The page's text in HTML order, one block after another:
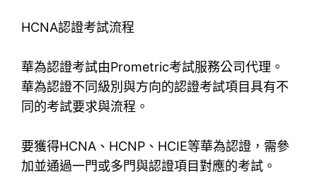
HCNA認證考試流程
華為認證考試由Prometric考試服務公司代理。
華為認證不同級別與方向的認證考試項目具有不
同的考試要求與流程。
要獲得HCNA、HCNP、HCIE等華為認證，需參
加並通過一門或多門與認證項目對應的考試。